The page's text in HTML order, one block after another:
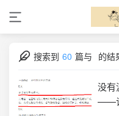
搜索到 60 篇与 的结
没有
——